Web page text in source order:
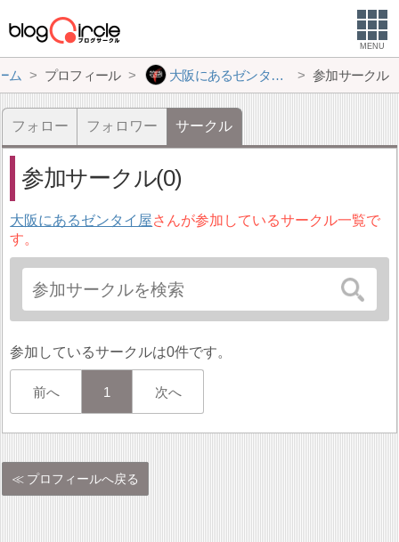
MENU
ム プロフィール 大阪にあるゼンタイ屋 参加サークル
フォロー フォロワー サークル
参加サークル(0)
大阪にあるゼンタイ屋さんが参加しているサークル一覧で
す。
参加しているサークルは0件です。
前へ 1 次へ
プロフィールへ戻る